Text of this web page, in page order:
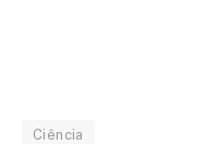
Ciência